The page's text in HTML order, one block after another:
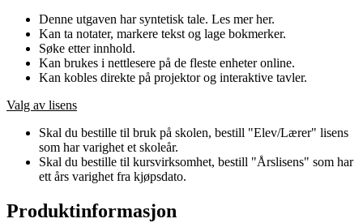
Denne utgaven har syntetisk tale. Les mer her.
Kan ta notater, markere tekst og lage bokmerker.
Søke etter innhold.
Kan brukes i nettlesere på de fleste enheter online.
Kan kobles direkte på projektor og interaktive tavler.
Valg av lisens
Skal du bestille til bruk på skolen, bestill "Elev/Lærer" lisens
som har varighet et skoleår.
Skal du bestille til kursvirksomhet, bestill "Årslisens" som har
ett års varighet fra kjøpsdato.
Produktinformasjon